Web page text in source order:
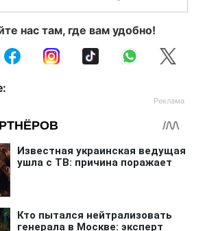
нас там, где вам удобно!